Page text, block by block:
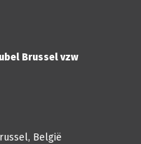
Brussel vzw
België